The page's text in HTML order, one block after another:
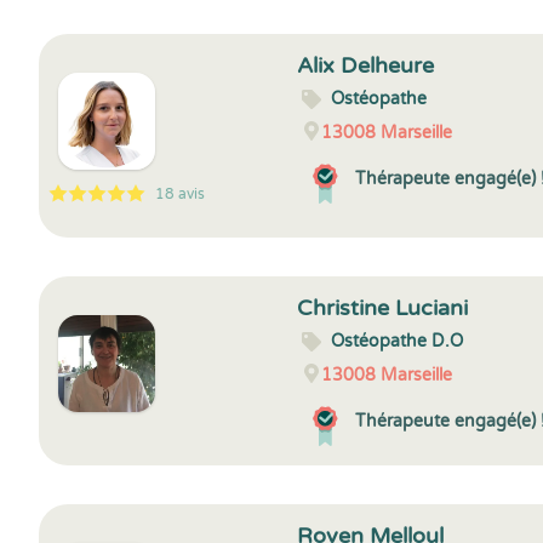
5
1
5
18 18 avis
Alix Delheure
Ostéopathe
13008 Marseille
Thérapeute engagé(e)
Christine Luciani
Ostéopathe D.O
13008 Marseille
Thérapeute engagé(e)
Roven Melloul